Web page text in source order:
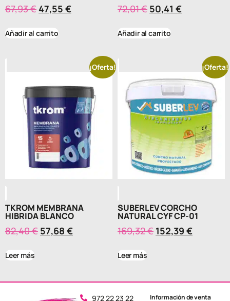
67,93€ 47,55 €
Añadir al carrito
72,01€ 50,41 €
Añadir al carrito
¡Oferta!
TKROM MEMBRANA
HIBRIDA BLANCO
82,40€ 57,68 €
Leer más
¡Oferta!
SUBERLEV CORCHO
NATURAL CYF CP-01
169,32€ 152,39 €
Leer más
972 22 23 22 Información de venta